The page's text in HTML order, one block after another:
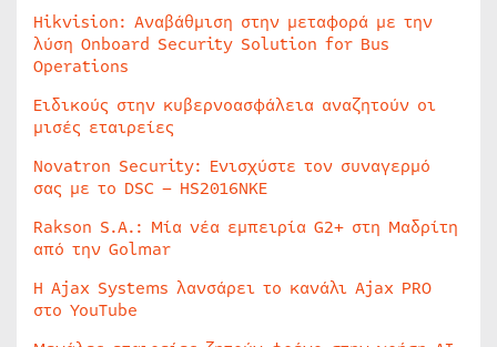
Hikvision: Αναβάθμιση στην μεταφορά με την
λύση Onboard Security Solution for Bus
Operations
Ειδικούς στην κυβερνοασφάλεια αναζητούν οι
μισές εταιρείες
Novatron Security: Ενισχύστε τον συναγερμό
σας με το DSC – HS2016NKE
Rakson S.A.: Μία νέα εμπειρία G2+ στη Μαδρίτη
από την Golmar
Η Ajax Systems λανσάρει το κανάλι Ajax PRO
στο YouTube